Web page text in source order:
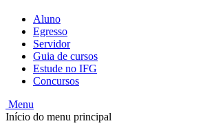
Aluno
Egresso
Servidor
Guia de cursos
Estude no IFG
Concursos
Menu
Início do menu principal